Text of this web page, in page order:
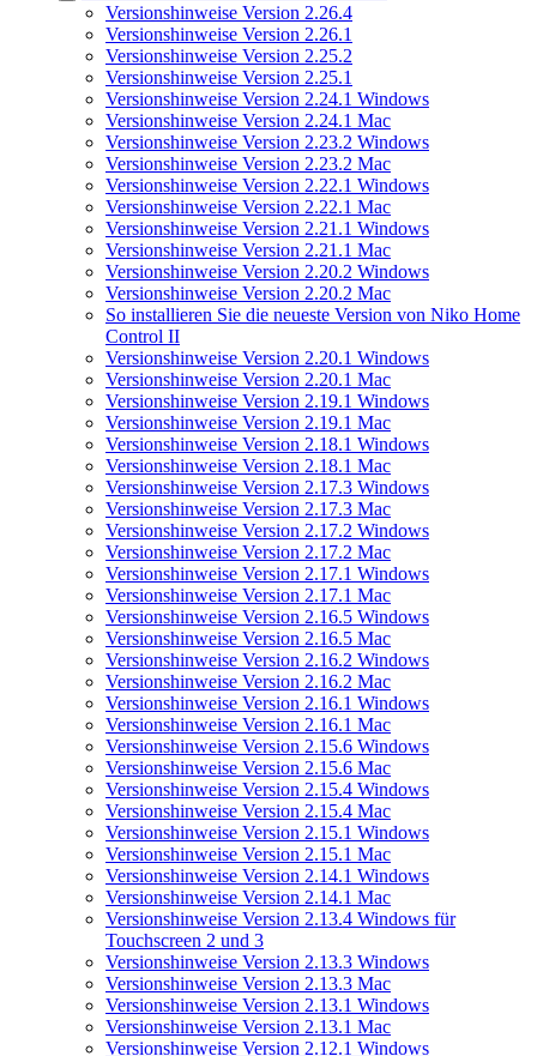
Versionshinweise Version 2.26.4
Versionshinweise Version 2.26.1
Versionshinweise Version 2.25.2
Versionshinweise Version 2.25.1
Versionshinweise Version 2.24.1 Windows
Versionshinweise Version 2.24.1 Mac
Versionshinweise Version 2.23.2 Windows
Versionshinweise Version 2.23.2 Mac
Versionshinweise Version 2.22.1 Windows
Versionshinweise Version 2.22.1 Mac
Versionshinweise Version 2.21.1 Windows
Versionshinweise Version 2.21.1 Mac
Versionshinweise Version 2.20.2 Windows
Versionshinweise Version 2.20.2 Mac
So installieren Sie die neueste Version von Niko Home
Control II
Versionshinweise Version 2.20.1 Windows
Versionshinweise Version 2.20.1 Mac
Versionshinweise Version 2.19.1 Windows
Versionshinweise Version 2.19.1 Mac
Versionshinweise Version 2.18.1 Windows
Versionshinweise Version 2.18.1 Mac
Versionshinweise Version 2.17.3 Windows
Versionshinweise Version 2.17.3 Mac
Versionshinweise Version 2.17.2 Windows
Versionshinweise Version 2.17.2 Mac
Versionshinweise Version 2.17.1 Windows
Versionshinweise Version 2.17.1 Mac
Versionshinweise Version 2.16.5 Windows
Versionshinweise Version 2.16.5 Mac
Versionshinweise Version 2.16.2 Windows
Versionshinweise Version 2.16.2 Mac
Versionshinweise Version 2.16.1 Windows
Versionshinweise Version 2.16.1 Mac
Versionshinweise Version 2.15.6 Windows
Versionshinweise Version 2.15.6 Mac
Versionshinweise Version 2.15.4 Windows
Versionshinweise Version 2.15.4 Mac
Versionshinweise Version 2.15.1 Windows
Versionshinweise Version 2.15.1 Mac
Versionshinweise Version 2.14.1 Windows
Versionshinweise Version 2.14.1 Mac
Versionshinweise Version 2.13.4 Windows für
Touchscreen 2 und 3
Versionshinweise Version 2.13.3 Windows
Versionshinweise Version 2.13.3 Mac
Versionshinweise Version 2.13.1 Windows
Versionshinweise Version 2.13.1 Mac
Versionshinweise Version 2.12.1 Windows